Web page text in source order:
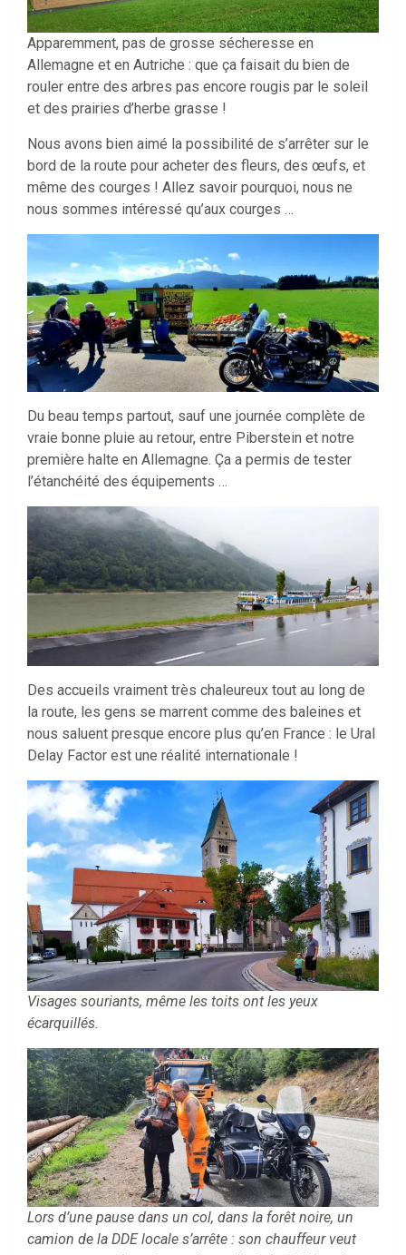
Apparemment, pas de grosse sécheresse en
Allemagne et en Autriche : que ça faisait du bien de
rouler entre des arbres pas encore rougis par le soleil
et des prairies d’herbe grasse !
Nous avons bien aimé la possibilité de s’arrêter sur le
bord de la route pour acheter des fleurs, des œufs, et
même des courges ! Allez savoir pourquoi, nous ne
nous sommes intéressé qu’aux courges …
Du beau temps partout, sauf une journée complète de
vraie bonne pluie au retour, entre Piberstein et notre
première halte en Allemagne. Ça a permis de tester
l’étanchéité des équipements …
Des accueils vraiment très chaleureux tout au long de
la route, les gens se marrent comme des baleines et
nous saluent presque encore plus qu’en France : le Ural
Delay Factor est une réalité internationale !
Visages souriants, même les toits ont les yeux
écarquillés.
Lors d’une pause dans un col, dans la forêt noire, un
camion de la DDE locale s’arrête : son chauffeur veut